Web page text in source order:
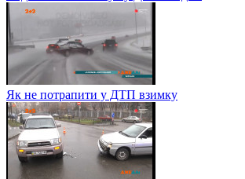
Як не потрапити у ДТП взимку